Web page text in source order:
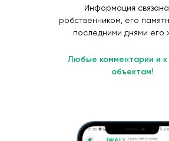
Информация
робственником, его
последними днями его
Любые комментарии и
объектам!